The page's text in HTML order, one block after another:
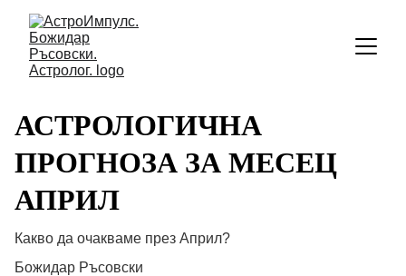
АСТРОЛОГИЧНА
ПРОГНОЗА ЗА МЕСЕЦ
АПРИЛ
Какво да очакваме през Април?
Божидар Ръсовски